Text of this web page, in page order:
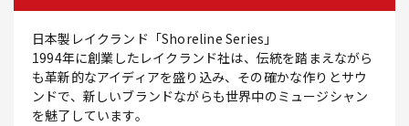
日本製レイクランド「Shoreline Series｣
1994年に創業したレイクランド社は、伝統を踏まえながら
も革新的なアイディアを盛り込み、その確かな作りとサウ
ンドで、新しいブランドながらも世界中のミュージシャン
を魅了しています。